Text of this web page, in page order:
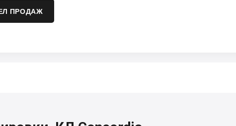
ПРОДАЖ